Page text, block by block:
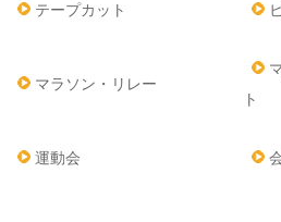
テープカット
マラソン・リレー
ト
運動会